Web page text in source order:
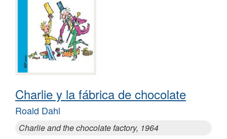
Charlie y la fábrica de chocolate
Roald Dahl
Charlie and the chocolate factory, 1964